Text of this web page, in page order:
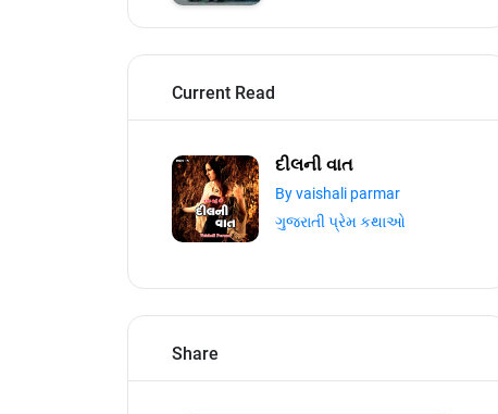
Current Read
દીલની વાત
By vaishali parmar
ગુજરાતી પ્રેમ કથાઓ
Share